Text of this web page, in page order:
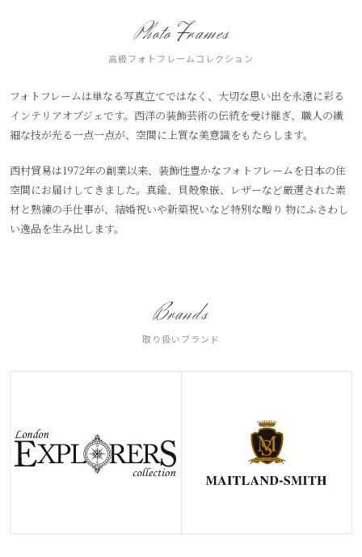
Photo Frames
高級フォトフレームコレクション
フォトフレームは単なる写真立てではなく、大切な思い出を永遠に彩る
インテリアオブジェです。西洋の装飾芸術の伝統を受け継ぎ、職人の繊
細な技が光る一点一点が、空間に上質な美意識をもたらします。
西村貿易は1972年の創業以来、装飾性豊かなフォトフレームを日本の住
空間にお届けしてきました。真鍮、貝殻象嵌、レザーなど厳選された素
材と熟練の手仕事が、結婚祝いや新築祝いなど特別な贈り 物にふさわし
い逸品を生み出します。
Brands
取り扱いブランド